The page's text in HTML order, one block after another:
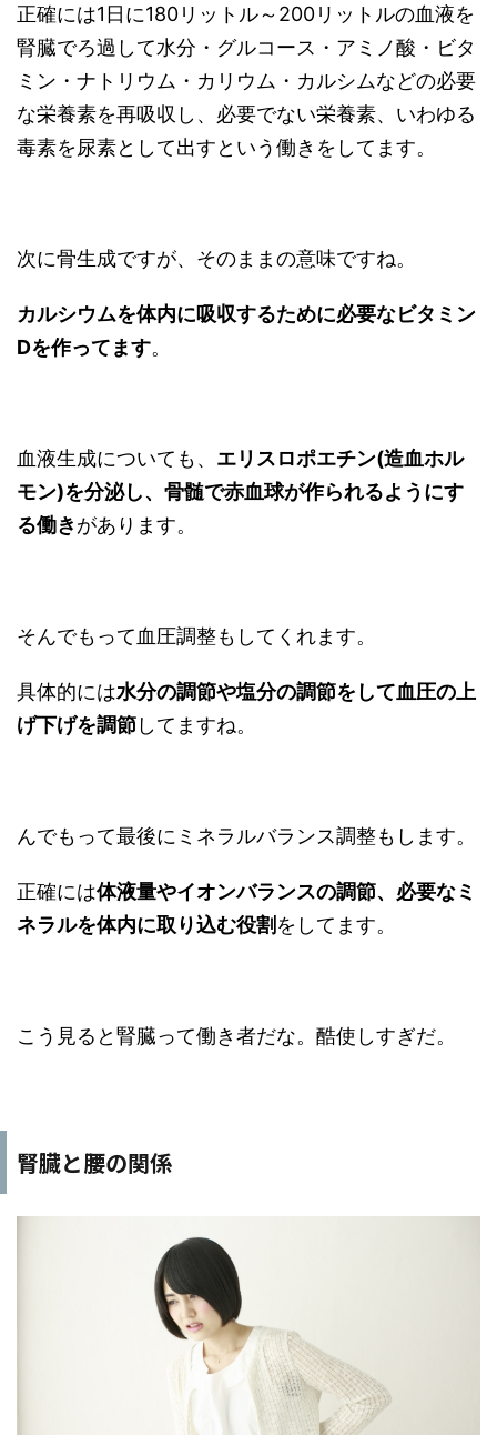
正確には1日に180リットル～200リットルの血液を
腎臓でろ過して水分・グルコース・アミノ酸・ビタ
ミン・ナトリウム・カリウム・カルシムなどの必要
な栄養素を再吸収し、必要でない栄養素、いわゆる
毒素を尿素として出すという働きをしてます。
次に骨生成ですが、そのままの意味ですね。
カルシウムを体内に吸収するために必要なビタミン
Dを作ってます。
血液生成についても、 エリスロポエチン(造血ホル
モン)を分泌し、骨髄で赤血球が作られるようにす
る働きがあります。
そんでもって血圧調整もしてくれます。
具体的には水分の調節や塩分の調節をして血圧の上
げ下げを調節してますね。
んでもって最後にミネラルバランス調整もします。
正確には体液量やイオンバランスの調節、必要なミ
ネラルを体内に取り込む役割 をしてます。
こう見ると腎臓って働き者だな。酷使しすぎだ。
腎臓と腰の関係